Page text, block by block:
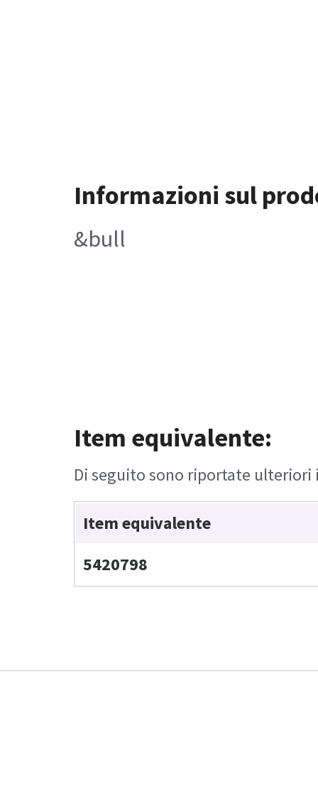
Informazioni sul
&bull
Item equivalente:
Di seguito sono riportate
Item equivalente
5420798